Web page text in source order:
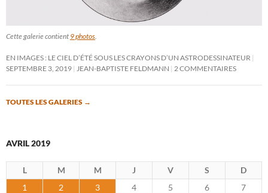
Cette galerie contient 9 photos
EN IMAGES : LE CIEL D’ÉTÉ SOUS LES CRAYONS D’UN ASTRODESSINATEUR
SEPTEMBRE 3, 2019
JEAN-BAPTISTE FELDMANN 2 COMMENTAIRES
TOUTES LES GALERIES →
AVRIL 2019
L M M J V S
D
1
2 3 4 5 6
7